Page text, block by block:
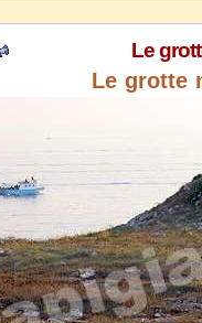
Le
Le grotte